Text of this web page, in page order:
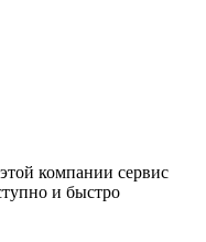
компании сервис
и быстро